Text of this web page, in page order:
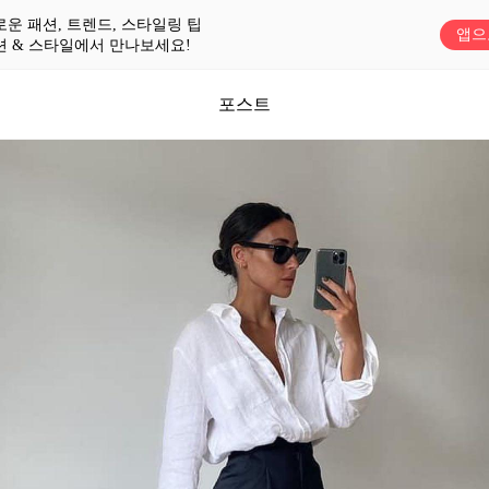
운 패션, 트렌드, 스타일링 팁
& 스타일에서 만나보세요!
앱
포스트